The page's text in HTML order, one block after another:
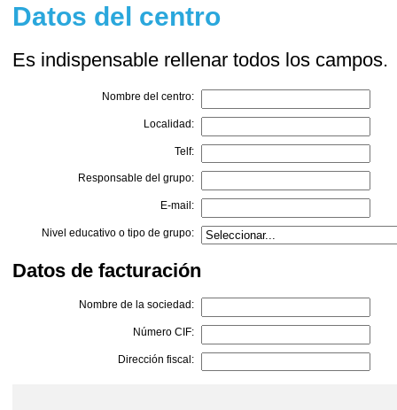
Datos del centro
Es indispensable rellenar todos los campos.
Nombre del centro:
Localidad:
Telf:
Responsable del grupo:
E-mail:
Nivel educativo o tipo de grupo:
Datos de facturación
Nombre de la sociedad:
Número CIF:
Dirección fiscal: